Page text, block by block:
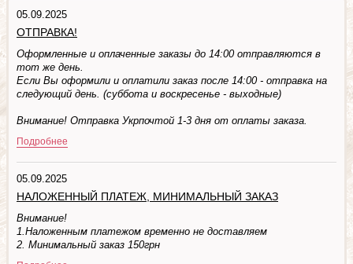
05.09.2025
ОТПРАВКА!
Оформленные и оплаченные заказы до 14:00 отправляются в
тот же день.
Если Вы оформили и оплатили заказ после 14:00 - отправка на
следующий день. (суббота и воскресенье - выходные)
Внимание! Отправка Укрпочтой 1-3 дня от оплаты заказа.
Подробнее
05.09.2025
НАЛОЖЕННЫЙ ПЛАТЕЖ, МИНИМАЛЬНЫЙ ЗАКАЗ
Внимание!
1.Наложенным платежом временно не доставляем
2. Минимальный заказ 150грн